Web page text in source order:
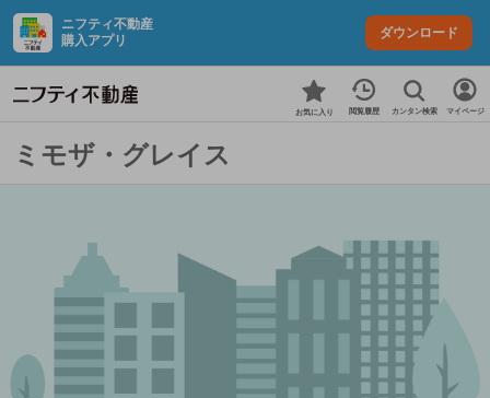
ニフティ不動産
購入アプリ
ダウンロード
お気に入り 閲覧履歴 カンタン検索 マイページ
ミモザ・グレイス